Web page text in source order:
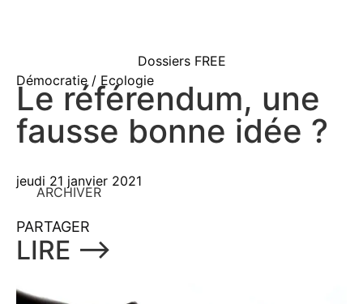
Dossiers FREE
Démocratie / Ecologie
Le référendum, une
fausse bonne idée ?
jeudi 21 janvier 2021
ARCHIVER
PARTAGER
LIRE ⟶